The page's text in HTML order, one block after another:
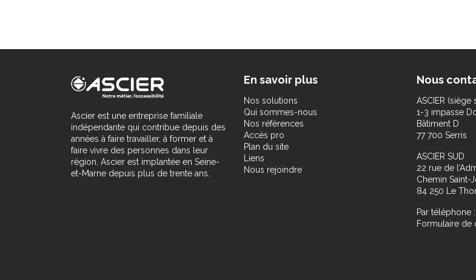
Ascier est une entreprise familiale
indépendante qui contribue depuis des
années à faire travailler, à former et à
faire vivre des personnes dans leur
région. Ascier est implantée en Seine-
et-Marne depuis plus de trente ans.
En savoir plus
Nos solutions
Qui sommes-nous
Nos références
Accès pro
Plan du site
Liens
Nous rejoindre
Nous
ASCIER (siège
1-3 impasse
Bâtiment D
77 700 Serris
ASCIER SUD
22 rue de
Chemin Saint-
84 250 Le
Par téléphone
Formulaire de